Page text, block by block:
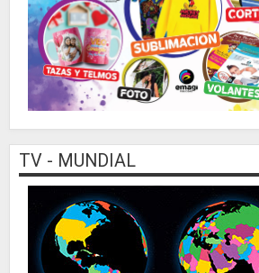
TV - MUNDIAL